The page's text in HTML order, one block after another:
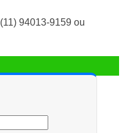
(11) 94013-9159 ou